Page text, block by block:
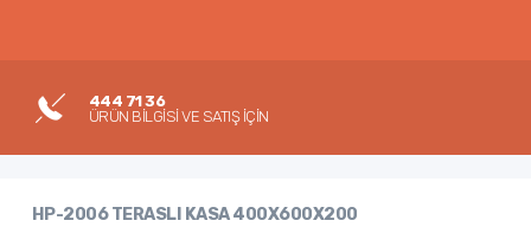
444 71 36
ÜRÜN BİLGİSİ VE SATIŞ İÇİN
HP-2006 TERASLI KASA 400X600X200